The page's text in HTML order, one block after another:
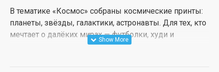
В тематике «Космос» собраны космические принты:
планеты, звёзды, галактики, астронавты. Для тех, кто
мечтает о далёких мирах — футболки, худи и
свитшоты с принтами space-тематики.